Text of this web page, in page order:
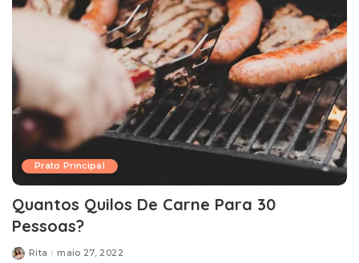
Prato Principal
Quantos Quilos De Carne Para 30
Pessoas?
Posted
Rita maio 27, 2022